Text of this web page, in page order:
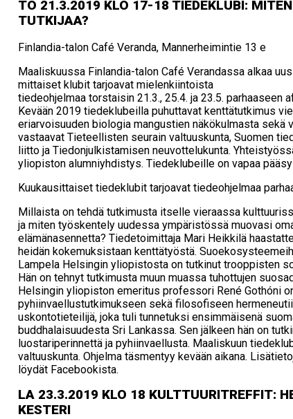
TO 21.3.2019 KLO 17-18 TIE­DEKLU­BI:
TUT­KI­JAA?
Finlandia-talon Café Veranda, Mannerheimintie 13 e
Maaliskuussa Finlandia-talon Café Verandassa alkaa
mittaiset klubit tarjoavat mielenkiintoista
tiedeohjelmaa torstaisin 21.3., 25.4. ja 23.5. parhaaseen
Kevään 2019 tiedeklubeilla puhuttavat kenttätutkimus
eriarvoisuuden biologia mangustien näkökulmasta sekä
vastaavat Tieteellisten seurain valtuuskunta, Suomen
liitto ja Tiedonjulkistamisen neuvottelukunta.
yliopiston alumniyhdistys. Tiedeklubeille on vapaa
Kuukausittaiset tiedeklubit tarjoavat tiedeohjelmaa
Millaista on tehdä tutkimusta itselle vieraassa
ja miten työskentely uudessa ympäristössä muovasi
elämänasennetta? Tiedetoimittaja Mari Heikkilä
heidän kokemuksistaan kenttätyöstä.
Lampela Helsingin yliopistosta on tutkinut trooppisten
Hän on tehnyt tutkimusta muun muassa tuhottujen
Helsingin yliopiston emeritus professori René Gothóni
pyhiinvaellustutkimukseen sekä filosofiseen
uskontotieteilijä, joka tuli tunnetuksi ensimmäisenä
buddhalaisuudesta Sri Lankassa. Sen jälkeen hän on
luostariperinnettä ja pyhiinvaellusta. Maaliskuun
valtuuskunta. Ohjelma täsmentyy kevään aikana.
löydät Facebookista.
LA 23.3.2019 KLO 18 KULT­TUU­RIT­REF­FIT:
KES­TE­RI